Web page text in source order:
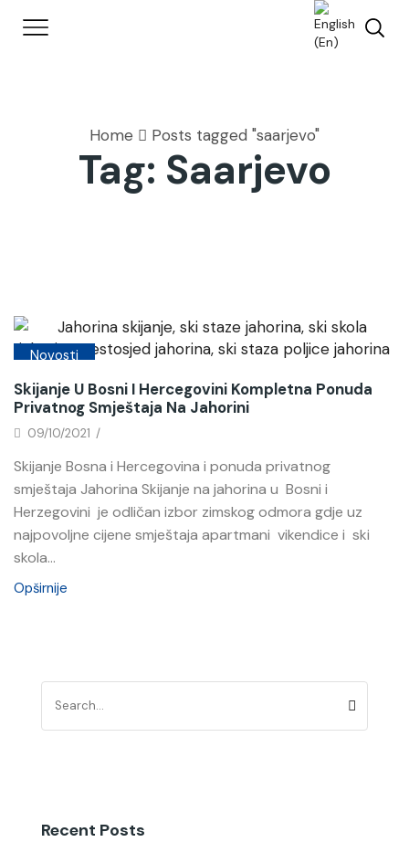
Home Posts tagged "saarjevo"
Tag: Saarjevo
Novosti
Skijanje U Bosni I Hercegovini Kompletna Ponuda
Privatnog Smještaja Na Jahorini
09/10/2021 /
Skijanje Bosna i Hercegovina i ponuda privatnog
smještaja Jahorina Skijanje na jahorina u Bosni i
Herzegovini je odličan izbor zimskog odmora gdje uz
najpovoljne cijene smještaja apartmani vikendice i ski
skola...
Opširnije
Recent Posts